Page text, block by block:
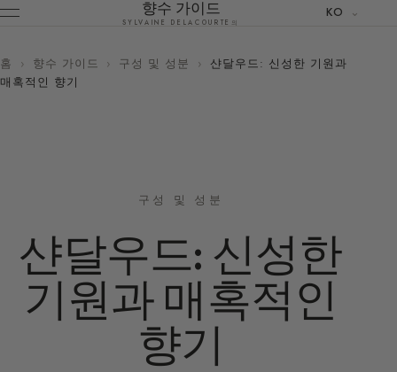
향수 가이드
SYLVAINE DELACOURTE의
KO
홈 › 향수 가이드 › 구성 및 성분 ›
샨달우드: 신성한 기원과
매혹적인 향기
구성 및 성분
샨달우드: 신성한
기원과 매혹적인
향기